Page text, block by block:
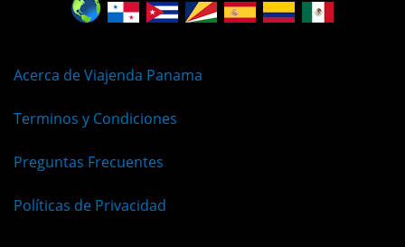
Acerca de Viajenda Panama
Terminos y Condiciones
Preguntas Frecuentes
Políticas de Privacidad